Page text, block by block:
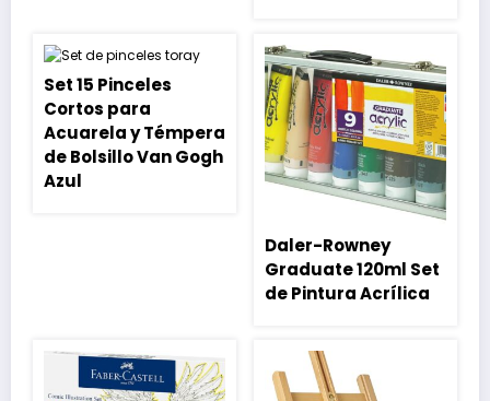
Set 15 Pinceles
Cortos para
Acuarela y Témpera
de Bolsillo Van Gogh
Azul
Daler-Rowney
Graduate 120ml Set
de Pintura Acrílica